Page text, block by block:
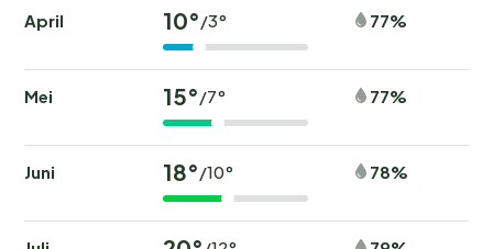
April 10°/3° 77%
Mei 15°/7° 77%
Juni 18°/10° 78%